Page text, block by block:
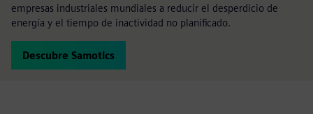
empresas industriales mundiales a reducir el desperdicio de
energía y el tiempo de inactividad no planificado.
Descubre Samotics